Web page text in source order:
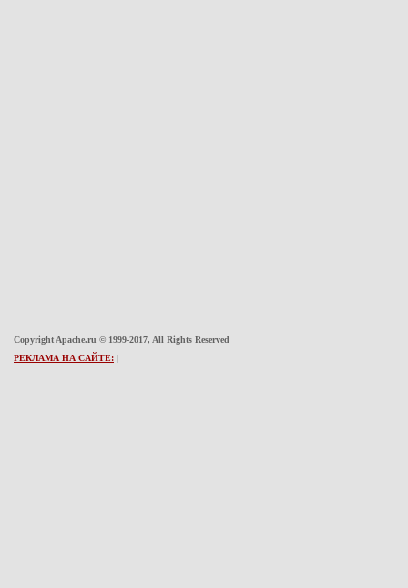
Copyright Apache.ru © 1999-2017, All Rights Reserved
РЕКЛАМА НА САЙТЕ: |